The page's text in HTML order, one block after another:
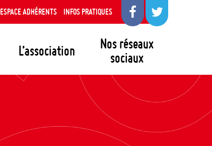
L’association
Nos réseaux
sociaux
ESPACE ADHÉRENTS INFOS PRATIQUES